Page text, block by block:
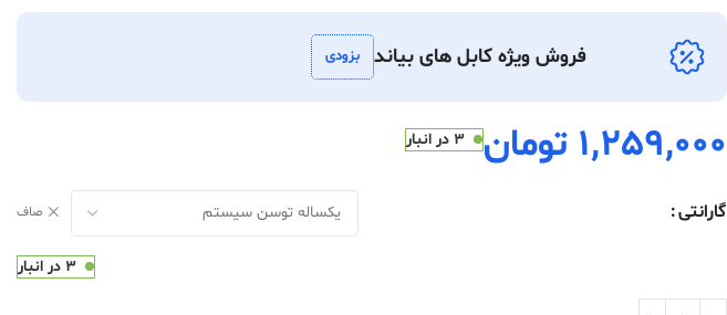
فروش ویژه کابل های بیاند بزودی
1,259,000 تومان 3 در انبار
گارانتی صاف
3 در انبار